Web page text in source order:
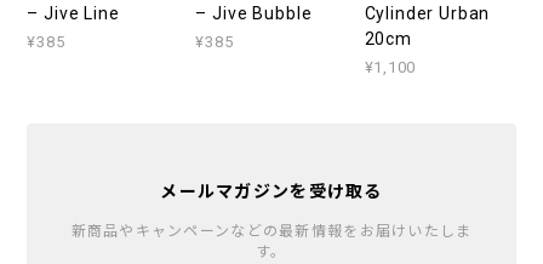
– Jive Line
¥385
– Jive Bubble
¥385
Cylinder Urban
20cm
¥1,100
メールマガジンを受け取る
新商品やキャンペーンなどの最新情報をお届けいたしま
す。